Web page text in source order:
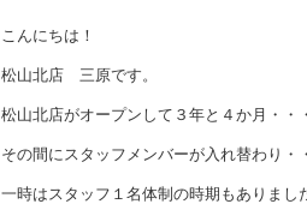
こんにちは！
松山北店 三原です。
松山北店がオープンして３年と４か月・・
その間にスタッフメンバーが入れ替わり・
一時はスタッフ１名体制の時期もありまし